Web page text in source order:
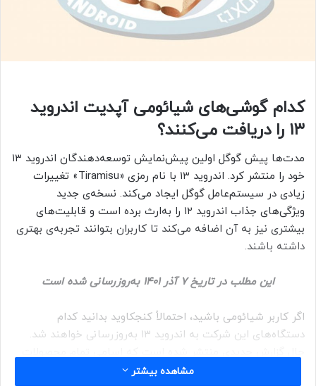
کدام گوشی‌های شیائومی آپدیت اندروید
۱۳ را دریافت می‌کنند؟
مدت‌ها پیش گوگل اولین پیش‌نمایش توسعه‌دهندگان اندروید ۱۳
خود را منتشر کرد. اندروید ۱۳ با نام رمزی «Tiramisu» تغییرات
زیادی در سیستم‌عامل گوگل ایجاد می‌کند. نسخه‌ی جدید
ویژگی‌های جذاب اندروید ۱۲ را به‌ارث برده است و قابلیت‌های
بیشتری نیز به آن اضافه می‌کند تا کاربران بتوانند تجربه‌ی بهتری
داشته باشند.
این مطلب در تاریخ ۷ آذر ۱۴۰۱ به‌روزرسانی شده است
اگر کاربر شیائومی باشید، احتمالاً کنجکاوید بدانید کدام
دستگاه‌های این شرکت به اندروید ۱۳ به‌روزرسانی خواهند شد.
دریافت‌کننده‌ی آپدیت مذکور را فهرست کرده است.
مشاهده بیشتر